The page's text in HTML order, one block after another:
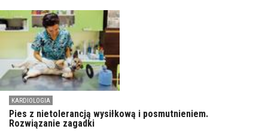
KARDIOLOGIA
Pies z nietolerancją wysiłkową i posmutnieniem.
Rozwiązanie zagadki